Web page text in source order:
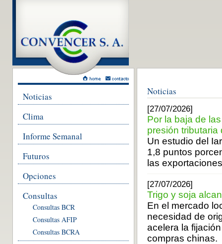
Noticias
Clima
Informe Semanal
Futuros
Opciones
Consultas
Consultas BCR
Consultas AFIP
Consultas BCRA
Noticias
[27/07/2026]
Por la baja de
presión tributaria
Un estudio del
1,8 puntos
las
[27/07/2026]
Trigo y soja
En el mercado
necesidad de
acelera la
compras chinas.